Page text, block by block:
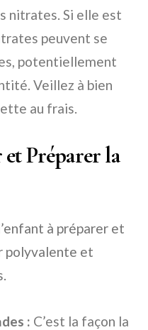
nitrates. Si elle est
peuvent se
potentiellement
Veillez à bien
au frais.
Préparer la
à préparer et
polyvalente et
: C’est la façon la